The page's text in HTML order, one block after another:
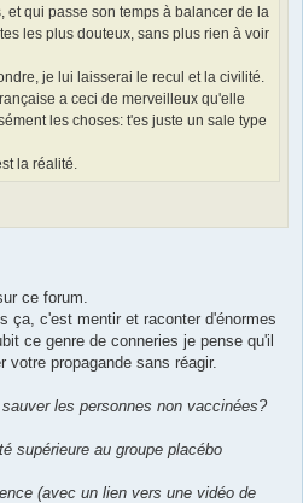
et qui passe son temps à balancer de la
les plus douteux, sans plus rien à voir
je lui laisserai le recul et la civilité.
a ceci de merveilleux qu'elle
les choses: t'es juste un sale type
la réalité.
ce forum.
ça, c'est mentir et raconter d'énormes
ce genre de conneries je pense qu'il
propagande sans réagir.
les personnes non vaccinées?
supérieure au groupe placébo
(avec un lien vers une vidéo de